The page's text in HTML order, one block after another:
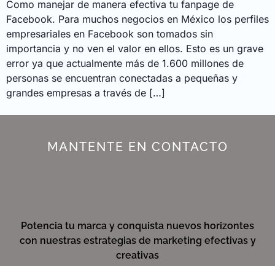
Como manejar de manera efectiva tu fanpage de
Facebook. Para muchos negocios en México los perfiles
empresariales en Facebook son tomados sin
importancia y no ven el valor en ellos. Esto es un grave
error ya que actualmente más de 1.600 millones de
personas se encuentran conectadas a pequeñas y
grandes empresas a través de […]
MANTENTE EN CONTACTO
Potencia tu marca y conquista nuevos horizontes
con nuestras estrategias de marketing efectivas y
creativas